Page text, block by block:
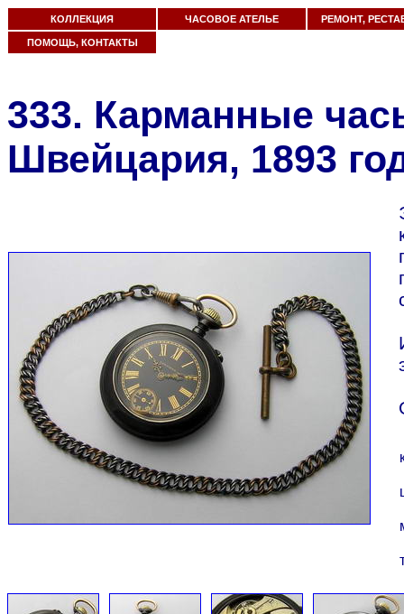
КОЛЛЕКЦИЯ ЧАСОВОЕ АТЕЛЬЕ РЕМОНТ,
ПОМОЩЬ, КОНТАКТЫ
333. Карманные
Швейцария, 1893